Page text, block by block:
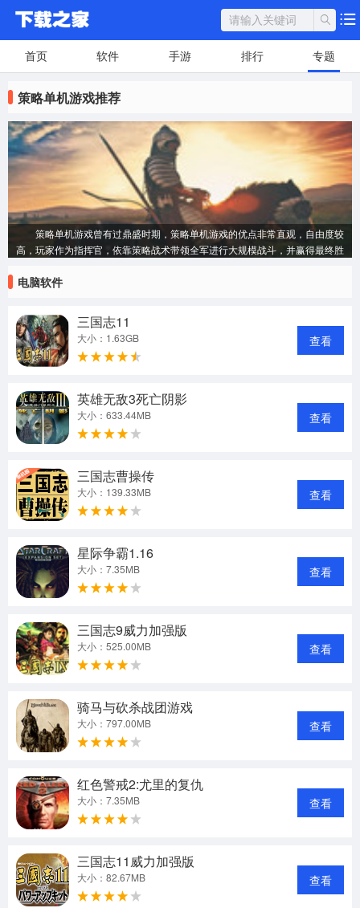
首页 软件 手游 排行 专题
策略单机游戏推荐
策略单机游戏曾有过鼎盛时期，策略单机游戏的优点非常直观，自由度较
高，玩家作为指挥官，依靠策略战术带领全军进行大规模战斗，并赢得最终胜
官，加入这史诗般的战斗吧！
电脑软件
三国志11
大小：1.63GB 查看
英雄无敌3死亡阴影
大小：633.44MB 查看
三国志曹操传
大小：139.33MB 查看
星际争霸1.16
大小：7.35MB 查看
三国志9威力加强版
大小：525.00MB 查看
骑马与砍杀战团游戏
大小：797.00MB 查看
红色警戒2:尤里的复仇
大小：7.35MB 查看
三国志11威力加强版
大小：82.67MB 查看